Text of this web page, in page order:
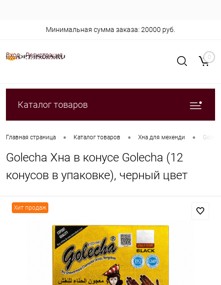
Вход Регистрация
Минимальная сумма заказа: 20000 руб.
0
Каталог товаров
Главная страница • Каталог товаров • Хна для мехенди •
Golecha Хна в конусе Golecha (12
конусов в упаковке), черный цвет
Хит продаж